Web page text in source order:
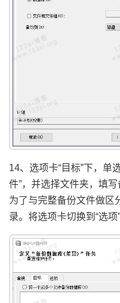
14、选项卡“目标”下，单
件”，并选择文件夹，填
为了与完整备份文件做区
录。将选项卡切换到“选项”